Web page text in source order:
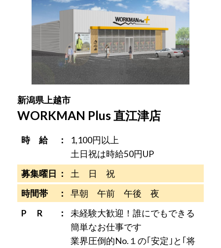
新潟県上越市
WORKMAN Plus 直江津店
時 給
1,100円以上
土日祝は時給50円UP
募集曜日
土 日 祝
時間帯
早朝 午前 午後 夜
P R
未経験大歓迎！誰にでもできる
簡単なお仕事です
業界圧倒的No.１の｢安定｣と｢将